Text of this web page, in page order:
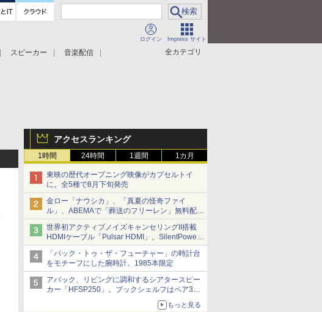
ログイン Impress サイト
全カテゴリ
スピーカー
音楽配信
アクセスランキング
1時間 24時間 1週間 1カ月
東映の歴代オープニング映像がカプセルトイ
に。全5種で8月下旬発売
金ロー「ナウシカ」、「真夏の怪奇ファイ
ル」、ABEMAで「葬送のフリーレン」無料配信
など。夏の特番・配信情報
世界初アクティブノイズキャンセリングII搭載
HDMIケーブル「Pulsar HDMI」。SilentPower
から
「バック・トゥ・ザ・フューチャー」の時計台
をモチーフにした腕時計。1985本限定
アバック、リビングに調和するシアタースピー
カー「HFSP250」。ブックシェルフはペア3万
もっと見る